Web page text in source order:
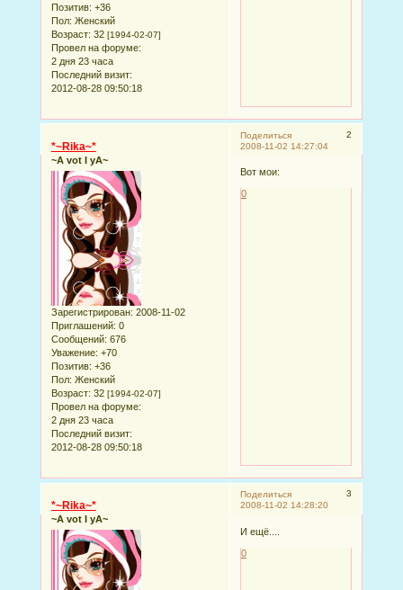
Позитив: +36
Пол: Женский
Возраст: 32 [1994-02-07]
Провел на форуме:
2 дня 23 часа
Последний визит:
2012-08-28 09:50:18
Поделиться
2
2008-11-02 14:27:04
*~Rika~*
~A vot I yA~
Зарегистрирован: 2008-11-02
Приглашений: 0
Сообщений: 676
Уважение: +70
Позитив: +36
Пол: Женский
Возраст: 32 [1994-02-07]
Провел на форуме:
2 дня 23 часа
Последний визит:
2012-08-28 09:50:18
Вот мои:
0
Поделиться
3
2008-11-02 14:28:20
*~Rika~*
~A vot I yA~
И ещё....
0